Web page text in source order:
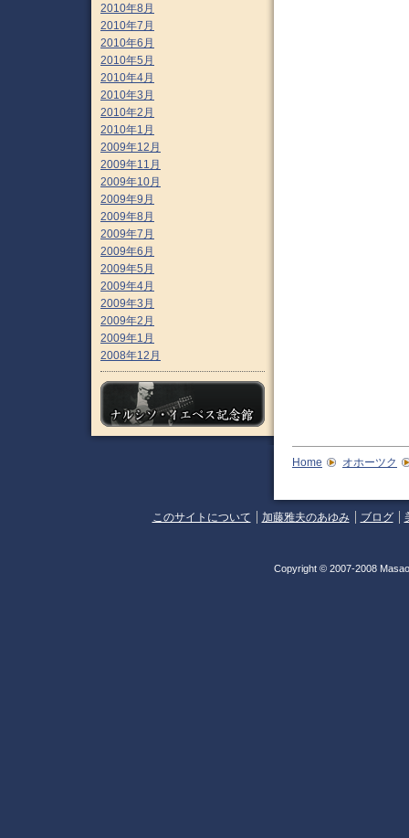
2010年8月
2010年7月
2010年6月
2010年5月
2010年4月
2010年3月
2010年2月
2010年1月
2009年12月
2009年11月
2009年10月
2009年9月
2009年8月
2009年7月
2009年6月
2009年5月
2009年4月
2009年3月
2009年2月
2009年1月
2008年12月
Home オホーツク
このサイトについて 加藤雅夫のあゆみ ブログ
Copyright © 2007-2008